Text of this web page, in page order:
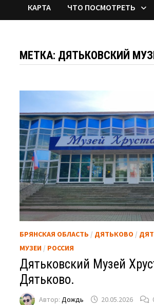
КАРТА ЧТО ПОСМОТРЕТЬ
МЕТКА: ДЯТЬКОВСКИЙ
БРЯНСКАЯ ОБЛАСТЬ / ДЯТЬКОВО /
МУЗЕИ / РОССИЯ
Дятьковский Музей
Дятьково.
Автор:Дождь 20.05.2026